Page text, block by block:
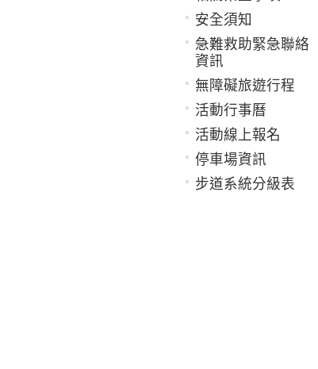
安全須知
急難救助緊急聯絡
資訊
無障礙旅遊行程
活動行事曆
活動線上報名
停車場資訊
步道系統分級表